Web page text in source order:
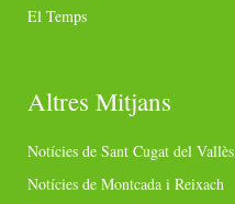
El Temps
Altres Mitjans
Notícies de Sant Cugat del Vallès
Notícies de Montcada i Reixach